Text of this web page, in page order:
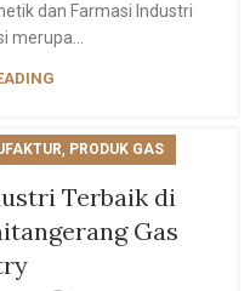
dan Farmasi Industri
, PRODUK GAS
Terbaik di
Gas